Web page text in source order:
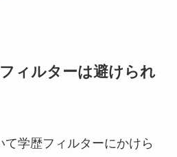
ィルターは避けられ
学歴フィルターにかけら